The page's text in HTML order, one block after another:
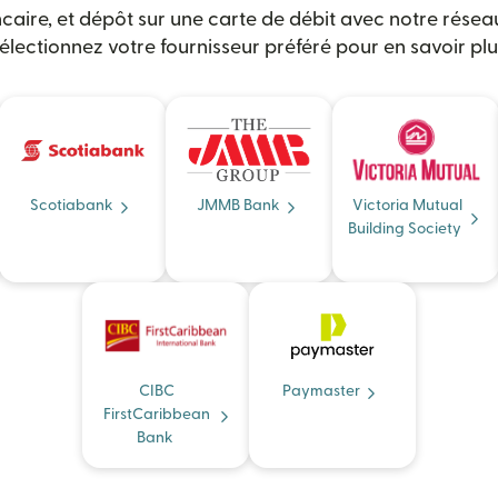
et dépôt sur une carte de débit avec notre
votre fournisseur préféré pour en savoir
Scotiabank JMMB Bank
Victoria Mutual
Building Society
CIBC
FirstCaribbean
Bank
Paymaster